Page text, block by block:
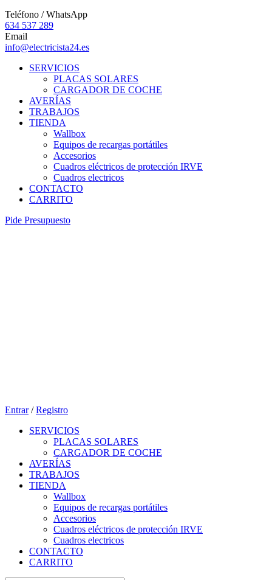
Teléfono / WhatsApp
634 537 289
Email
info@electricista24.es
SERVICIOS
PLACAS SOLARES
CARGADOR DE COCHE
AVERÍAS
TRABAJOS
TIENDA
Wallbox
Equipos de recargas portátiles
Accesorios
Cuadros eléctricos de protección IRVE
Cuadros electricos
CONTACTO
CARRITO
Pide Presupuesto
Entrar / Registro
SERVICIOS
PLACAS SOLARES
CARGADOR DE COCHE
AVERÍAS
TRABAJOS
TIENDA
Wallbox
Equipos de recargas portátiles
Accesorios
Cuadros eléctricos de protección IRVE
Cuadros electricos
CONTACTO
CARRITO